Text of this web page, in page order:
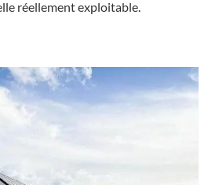
réellement exploitable.